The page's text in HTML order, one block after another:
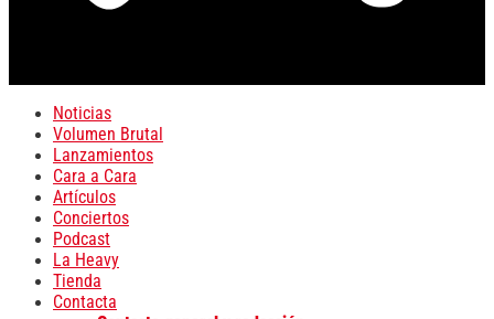
Noticias
Volumen Brutal
Lanzamientos
Cara a Cara
Artículos
Conciertos
Podcast
La Heavy
Tienda
Contacta